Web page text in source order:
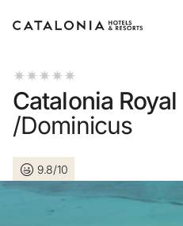
Inicie sessão na
Catalonia
/Dominicus
9.8/10